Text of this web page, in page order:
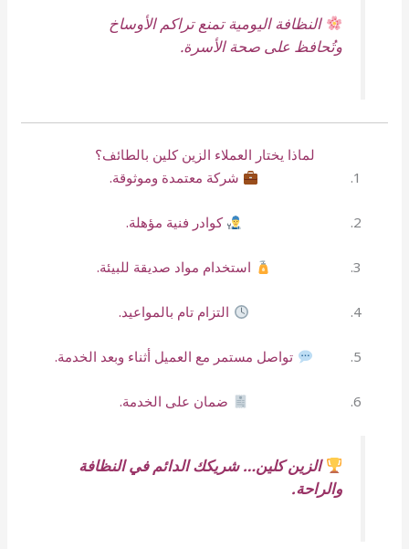
النظافة اليومية تمنع تراكم الأوساخ
وتُحافظ على صحة الأسرة.
لماذا يختار العملاء الزين كلين بالطائف؟
شركة معتمدة وموثوقة.
كوادر فنية مؤهلة.
استخدام مواد صديقة للبيئة.
التزام تام بالمواعيد.
تواصل مستمر مع العميل أثناء وبعد الخدمة.
ضمان على الخدمة.
الزين كلين… شريكك الدائم في النظافة
والراحة.